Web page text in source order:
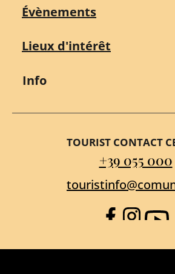
Évènements
Lieux d'intérêt
Info
TOURIST CONTACT
+39 055 000
Facebook